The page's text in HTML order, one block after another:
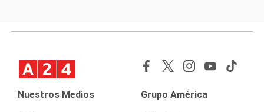
Nuestros Medios Grupo América